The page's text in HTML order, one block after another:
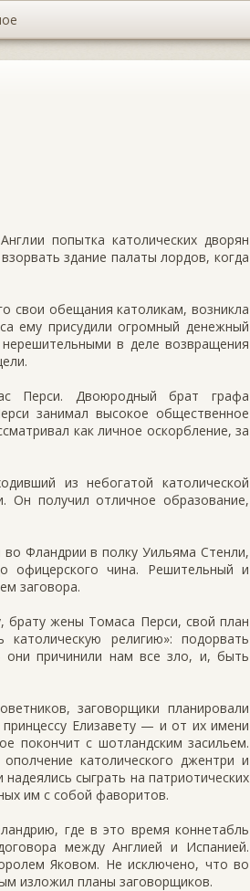
попытка католических дворян
здание палаты лордов, когда
свои обещания католикам, возникла
ему присудили огромный денежный
в деле возвращения
Перси. Двоюродный брат графа
занимал высокое общественное
как личное оскорбление, за
из небогатой католической
Он получил отличное образование,
Фландрии в полку Уильяма Стенли,
офицерского чина. Решительный и
заговора.
брату жены Томаса Перси, свой план
религию»: подорвать
причинили нам все зло, и, быть
заговорщики планировали
Елизавету — и от их имени
покончит с шотландским засильем.
католического джентри и
сыграть на патриотических
им с собой фаворитов.
где в это время коннетабль
между Англией и Испанией.
Яковом. Не исключено, что во
изложил планы заговорщиков.